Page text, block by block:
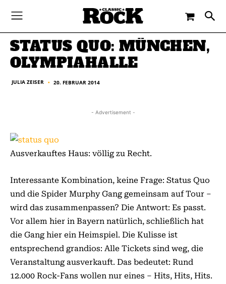
JULIA ZEISER - 20. FEBRUAR 2014
STATUS QUO: MÜNCHEN,
OLYMPIAHALLE
JULIA ZEISER ■ 20. FEBRUAR 2014
- Advertisement -
Ausverkauftes Haus: völlig zu Recht.
Interessante Kombination, keine Frage: Status Quo
und die Spider Murphy Gang gemeinsam auf Tour –
wird das zusammenpassen? Die Antwort: Es passt.
Vor allem hier in Bayern natürlich, schließlich hat
die Gang hier ein Heimspiel. Die Kulisse ist
entsprechend grandios: Alle Tickets sind weg, die
Veranstaltung ausverkauft. Das bedeutet: Rund
12.000 Rock-Fans wollen nur eines – Hits, Hits, Hits.